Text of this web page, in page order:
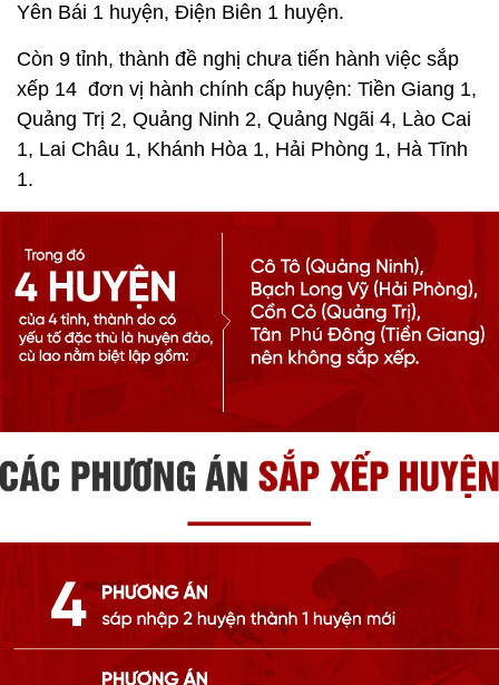
Yên Bái 1 huyện, Điện Biên 1 huyện.
Còn 9 tỉnh, thành đề nghị chưa tiến hành việc sắp
xếp 14 đơn vị hành chính cấp huyện: Tiền Giang 1,
Quảng Trị 2, Quảng Ninh 2, Quảng Ngãi 4, Lào Cai
1, Lai Châu 1, Khánh Hòa 1, Hải Phòng 1, Hà Tĩnh
1.